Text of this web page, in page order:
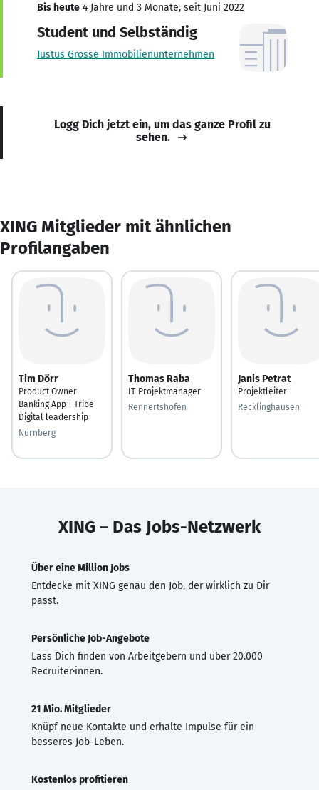
Bis heute 4 Jahre und 3 Monate, seit Juni 2022
Student und Selbständig
Justus Grosse Immobilienunternehmen
Logg Dich jetzt ein, um das ganze Profil zu
sehen.
XING Mitglieder mit ähnlichen
Profilangaben
Tim Dörr
Product Owner
Banking App | Tribe
Digital leadership
Nürnberg
Thomas Raba
IT-Projektmanager
Rennertshofen
Janis Petrat
Projektleiter
Recklinghausen
XING – Das Jobs-Netzwerk
Über eine Million Jobs
Entdecke mit XING genau den Job, der wirklich zu Dir
passt.
Persönliche Job-Angebote
Lass Dich finden von Arbeitgebern und über 20.000
Recruiter·innen.
21 Mio. Mitglieder
Knüpf neue Kontakte und erhalte Impulse für ein
besseres Job-Leben.
Kostenlos profitieren